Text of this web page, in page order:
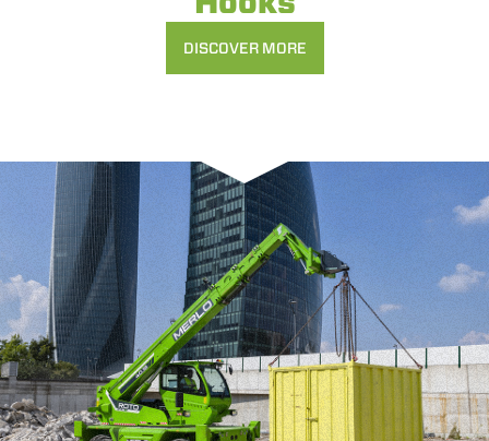
Questo sito web utilizza i cookie
“Questo sito web utilizza i cookie Il sito utilizza cookies al
fine di fornire annunci pubblicitari e contenuti
personalizzati. Cliccando sul tasto "RIFIUTA" o sulla "X"
il banner verrà chiuso e non verranno inviati cookies al di
fuori di quelli tecnici. Cliccando su "ACCETTA TUTTI"
saranno automaticamente accettati tutti i cookie di prima
o terza parte presenti sul sito, i quali saranno in ogni
DISCOVER MORE